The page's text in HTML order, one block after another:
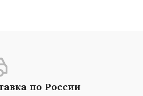
по России